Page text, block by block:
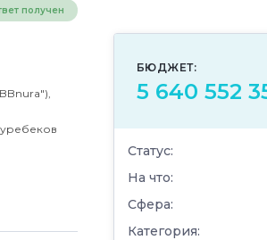
получен
БЮДЖЕТ:
5 640 552
Статус:
На что:
Сфера:
Категория: